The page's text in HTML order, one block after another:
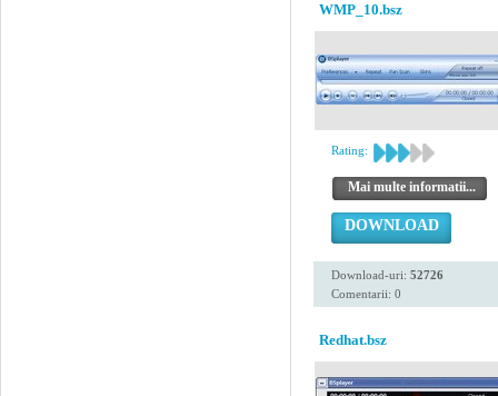
WMP_10.bsz
Rating:
Mai multe informatii...
DOWNLOAD
Download-uri: 52726
Comentarii: 0
Redhat.bsz